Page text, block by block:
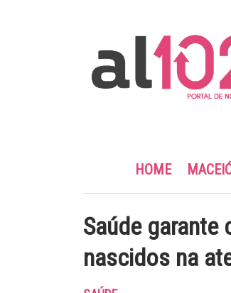
HOME
Saúde garante
nascidos na